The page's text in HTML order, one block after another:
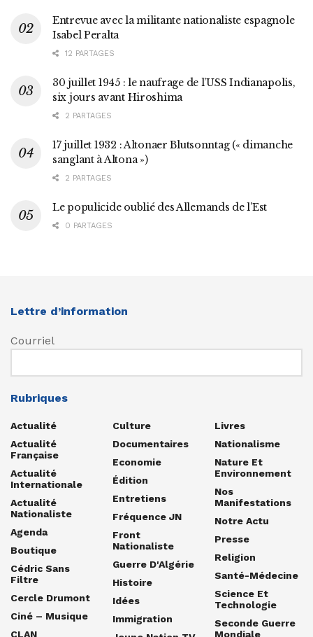
Entrevue avec la militante nationaliste espagnole
Isabel Peralta
12 PARTAGES
30 juillet 1945 : le naufrage de l’USS Indianapolis,
six jours avant Hiroshima
2 PARTAGES
17 juillet 1932 : Altonaer Blutsonntag (« dimanche
sanglant à Altona »)
2 PARTAGES
Le populicide oublié des Allemands de l’Est
0 PARTAGES
Lettre d’information
Courriel
Rubriques
Actualité
Actualité
Française
Actualité
Internationale
Actualité
Nationaliste
Agenda
Boutique
Cédric Sans
Filtre
Cercle Drumont
Ciné – Musique
CLAN
Culture
Documentaires
Economie
Édition
Entretiens
Fréquence JN
Front
Nationaliste
Guerre D'Algérie
Histoire
Idées
Immigration
Livres
Nationalisme
Nature Et
Environnement
Nos
Manifestations
Notre Actu
Presse
Religion
Santé-Médecine
Science Et
Technologie
Seconde Guerre
Mondiale